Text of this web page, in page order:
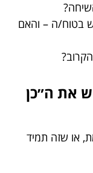
בטוח/ה – והאם
את ה״כן
או שזה תמיד